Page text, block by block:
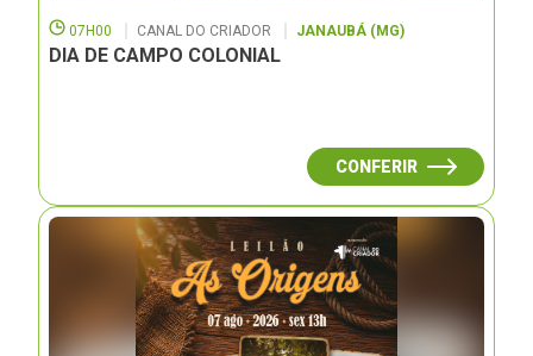
07H00 CANAL DO CRIADOR JANAUBÁ (MG)
DIA DE CAMPO COLONIAL
CONFERIR